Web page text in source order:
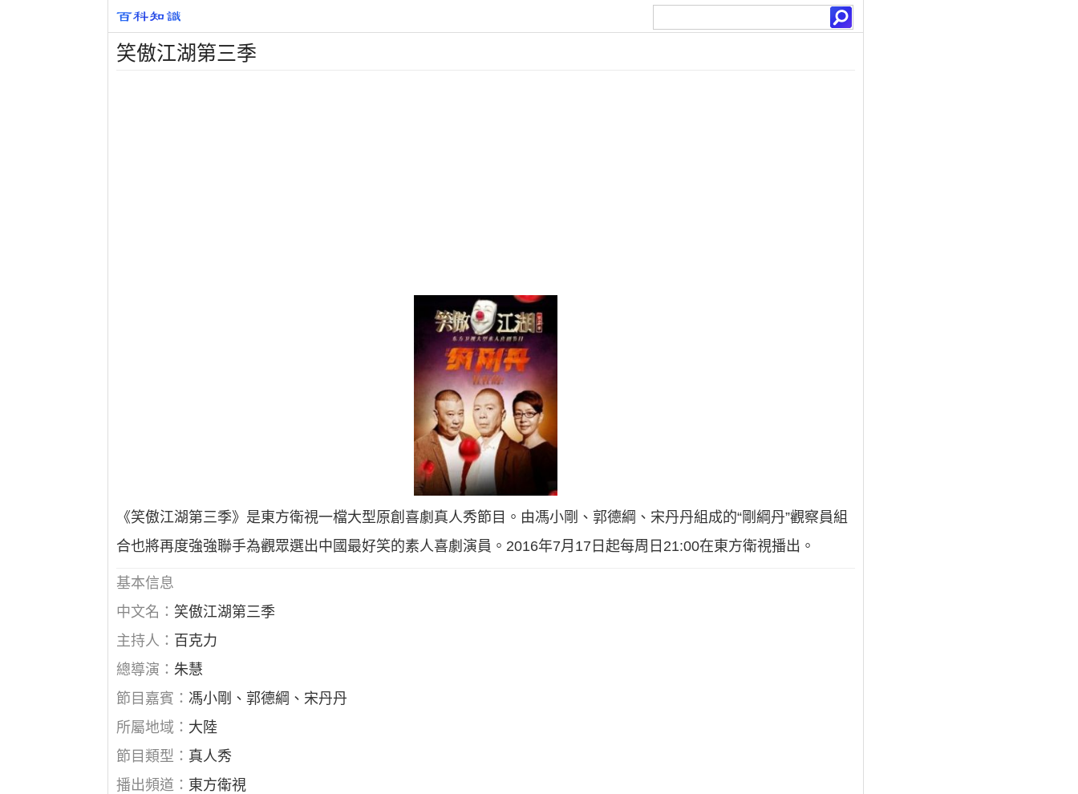
笑傲江湖第三季
《笑傲江湖第三季》是東方衛視一檔大型原創喜劇真人秀節目。由馮小剛、郭德綱、宋丹丹組成的“剛綱丹”觀察員組
合也將再度強強聯手為觀眾選出中國最好笑的素人喜劇演員。2016年7月17日起每周日21:00在東方衛視播出。
基本信息
中文名： 笑傲江湖第三季
主持人： 百克力
總導演：朱慧
節目嘉賓： 馮小剛、郭德綱、宋丹丹
所屬地域： 大陸
節目類型： 真人秀
播出頻道： 東方衛視